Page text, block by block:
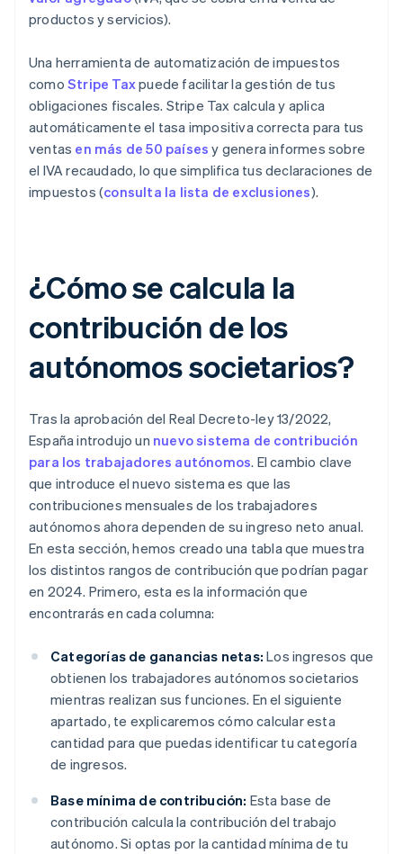
productos y servicios).
Una herramienta de automatización de impuestos
como Stripe Taxpuede facilitar la gestión de tus
obligaciones fiscales. Stripe Tax calcula y aplica
automáticamente el tasa impositiva correcta para tus
ventas en más de 50 países y genera informes sobre
el IVA recaudado, lo que simplifica tus declaraciones de
impuestos (consulta la lista de exclusiones).
¿Cómo se calcula la
contribución de los
autónomos societarios?
Tras la aprobación del Real Decreto-ley 13/2022,
España introdujo un nuevo sistema de contribución
para los trabajadores autónomos. El cambio clave
que introduce el nuevo sistema es que las
contribuciones mensuales de los trabajadores
autónomos ahora dependen de su ingreso neto anual.
En esta sección, hemos creado una tabla que muestra
los distintos rangos de contribución que podrían pagar
en 2024. Primero, esta es la información que
encontrarás en cada columna:
Categorías de ganancias netas: Los ingresos que
obtienen los trabajadores autónomos societarios
mientras realizan sus funciones. En el siguiente
apartado, te explicaremos cómo calcular esta
cantidad para que puedas identificar tu categoría
de ingresos.
Base mínima de contribución: Esta base de
contribución calcula la contribución del trabajo
autónomo. Si optas por la cantidad mínima de tu